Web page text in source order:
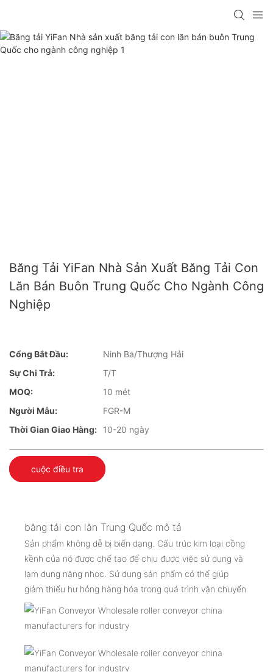
Băng Tải YiFan Nhà Sản Xuất Băng Tải Con
Lăn Bán Buôn Trung Quốc Cho Ngành Công
Nghiệp
Cổng Bắt Đầu:
Ninh Ba/Thượng Hải
Sự Chi Trả:
T/T
MOQ:
10 mét
Người Mẫu:
FGR-M
Thời Gian Giao Hàng:
10-20 ngày
cuộc điều tra
băng tải con lăn Trung Quốc mô tả
Sản phẩm không dễ bị biến dạng. Cấu trúc kim loại cồng
kềnh của nó được chế tạo để chịu được việc sử dụng và
lạm dụng nặng nhọc. Sử dụng sản phẩm có thể giúp
giảm thiểu hư hỏng hàng hóa trong quá trình vận chuyển